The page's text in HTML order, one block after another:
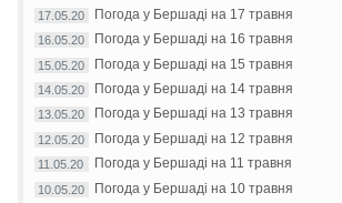
17.05.20 Погода у Бершаді на 17 травня
16.05.20 Погода у Бершаді на 16 травня
15.05.20 Погода у Бершаді на 15 травня
14.05.20 Погода у Бершаді на 14 травня
13.05.20 Погода у Бершаді на 13 травня
12.05.20 Погода у Бершаді на 12 травня
11.05.20 Погода у Бершаді на 11 травня
10.05.20 Погода у Бершаді на 10 травня